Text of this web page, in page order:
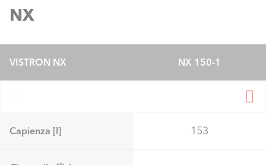
NX
VISTRON NX NX 150-1
Capienza [l] 153